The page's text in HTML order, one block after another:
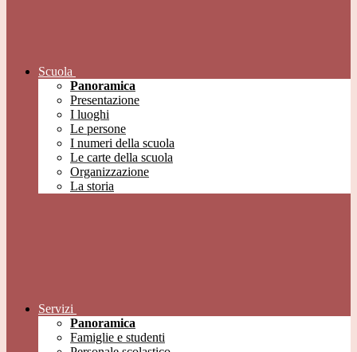
Scuola
Panoramica
Presentazione
I luoghi
Le persone
I numeri della scuola
Le carte della scuola
Organizzazione
La storia
Servizi
Panoramica
Famiglie e studenti